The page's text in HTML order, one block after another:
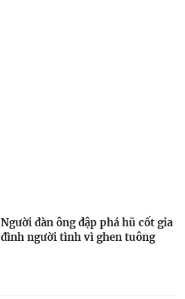
Người đàn ông đập phá hũ cốt gia
đình người tình vì ghen tuông